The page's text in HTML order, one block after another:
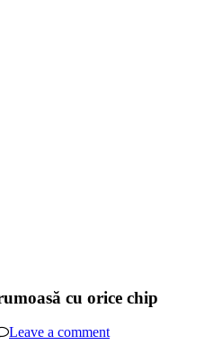
cu orice chip
Leave a comment